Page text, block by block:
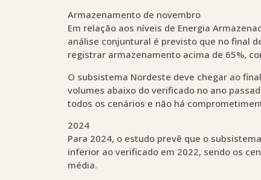
Armazenamento de novembro
Em relação aos níveis de Energia
análise conjuntural é previsto que no final
registrar armazenamento acima de 65%,
O subsistema Nordeste deve chegar ao
volumes abaixo do verificado no ano
todos os cenários e não há
2024
Para 2024, o estudo prevê que o
inferior ao verificado em 2022, sendo os
média.